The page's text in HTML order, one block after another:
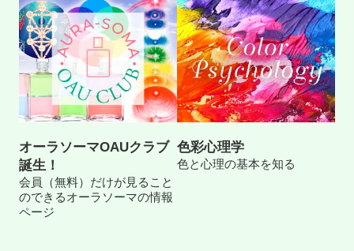
オーラソーマOAUクラブ
誕生！
会員（無料）だけが見ること
のできるオーラソーマの情報
ページ
色彩心理学
色と心理の基本を知る